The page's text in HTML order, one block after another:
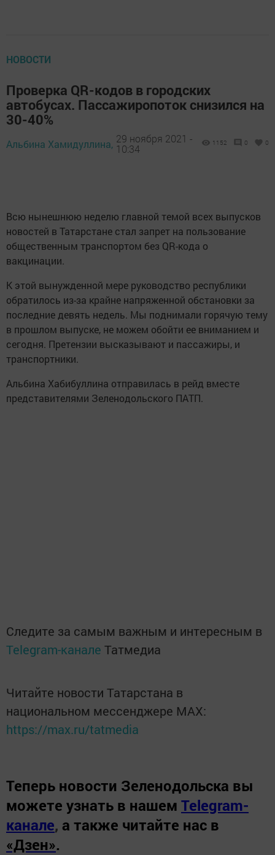
НОВОСТИ
Проверка QR-кодов в городских
автобусах. Пассажиропоток снизился на
30-40%
Альбина Хамидуллина, 29 ноября 2021 -
10:34
1152 0 0
Всю нынешнюю неделю главной темой всех выпусков
новостей в Татарстане стал запрет на пользование
общественным транспортом без QR-кода о
вакцинации.
К этой вынужденной мере руководство республики
обратилось из-за крайне напряженной обстановки за
последние девять недель. Мы поднимали горячую тему
в прошлом выпуске, не можем обойти ее вниманием и
сегодня. Претензии высказывают и пассажиры, и
транспортники.
Альбина Хабибуллина отправилась в рейд вместе
представителями Зеленодольского ПАТП.
Следите за самым важным и интересным в
Telegram-канале Татмедиа
Читайте новости Татарстана в
национальном мессенджере MАХ:
https://max.ru/tatmedia
Теперь новости Зеленодольска вы
можете узнать в нашем Telegram-
канале, а также читайте нас в
«Дзен».